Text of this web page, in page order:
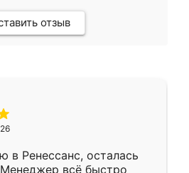
отзыв
в Ренессанс, осталась
всё быстро